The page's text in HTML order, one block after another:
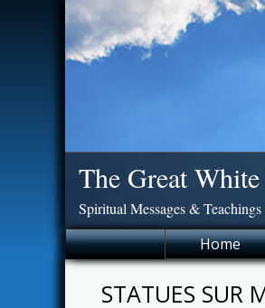
The Great
Spiritual Messages &
Home
STATUES SUR